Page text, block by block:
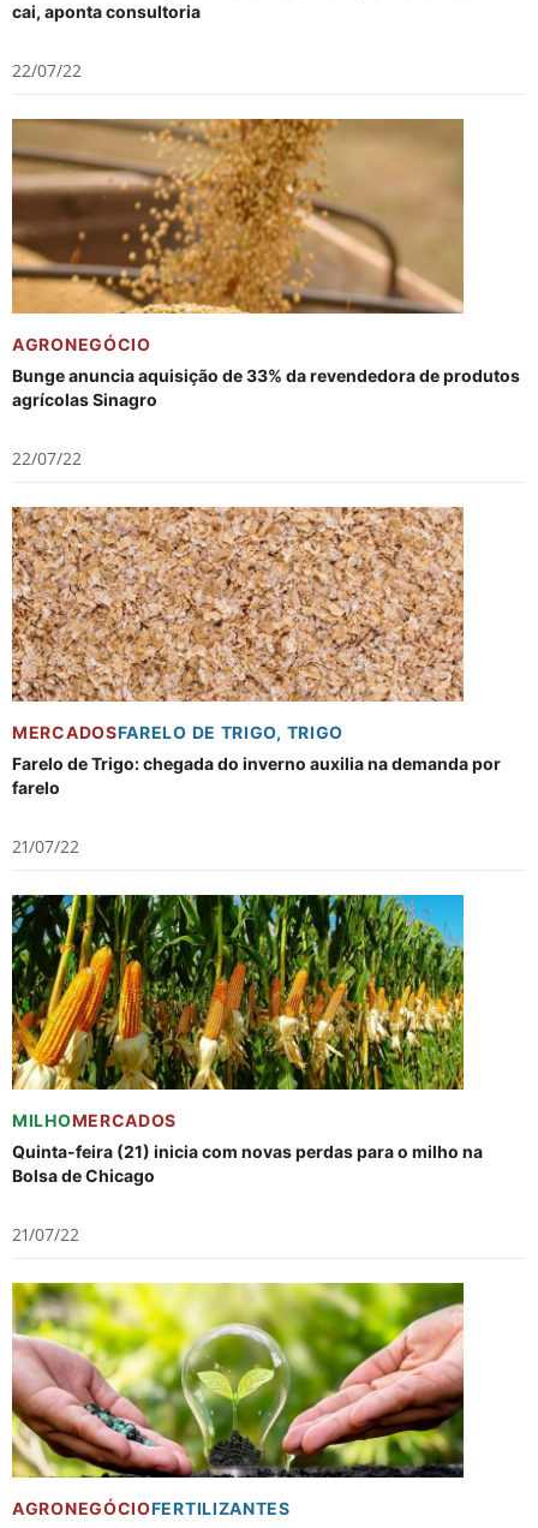
cai, aponta consultoria
22/07/22
AGRONEGÓCIO
Bunge anuncia aquisição de 33% da revendedora de produtos
agrícolas Sinagro
22/07/22
MERCADOSFARELO DE TRIGO, TRIGO
Farelo de Trigo: chegada do inverno auxilia na demanda por
farelo
21/07/22
MILHOMERCADOS
Quinta-feira (21) inicia com novas perdas para o milho na
Bolsa de Chicago
21/07/22
AGRONEGÓCIOFERTILIZANTES